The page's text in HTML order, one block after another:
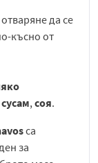
да се
късно от
сусам,соя.
са
за